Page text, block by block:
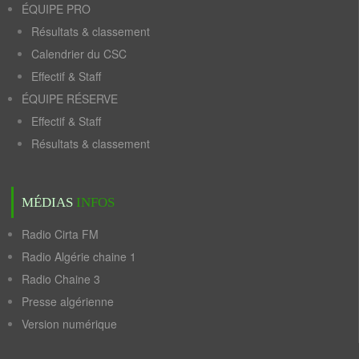
ÉQUIPE PRO
Résultats & classement
Calendrier du CSC
Effectif & Staff
ÉQUIPE RÉSERVE
Effectif & Staff
Résultats & classement
MÉDIAS INFOS
Radio Cirta FM
Radio Algérie chaine 1
Radio Chaine 3
Presse algérienne
Version numérique